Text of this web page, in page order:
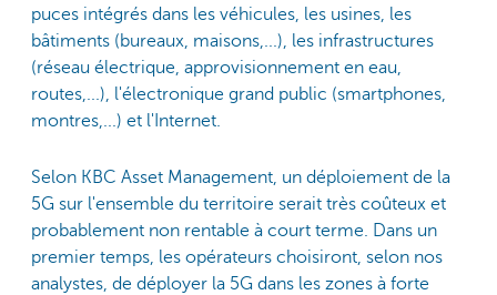
puces intégrés dans les véhicules, les usines, les
bâtiments (bureaux, maisons,...), les infrastructures
(réseau électrique, approvisionnement en eau,
routes,...), l'électronique grand public (smartphones,
montres,...) et l'Internet.
Selon KBC Asset Management, un déploiement de la
5G sur l'ensemble du territoire serait très coûteux et
probablement non rentable à court terme. Dans un
premier temps, les opérateurs choisiront, selon nos
analystes, de déployer la 5G dans les zones à forte